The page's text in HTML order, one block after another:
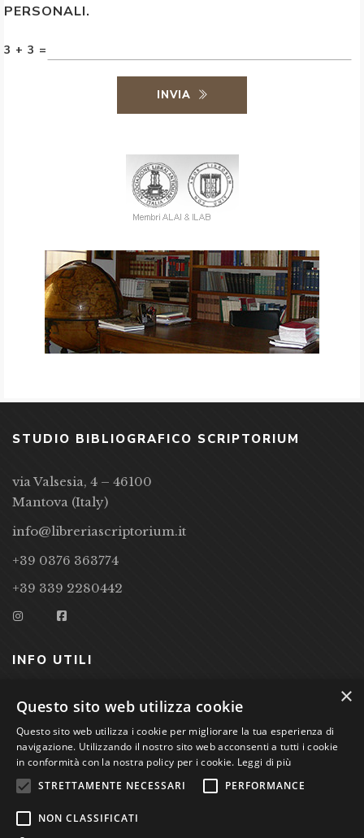
PERSONALI.
3 + 3 =
INVIA
STUDIO BIBLIOGRAFICO SCRIPTORIUM
via Valsesia, 4 – 46100
Mantova (Italy)
info@libreriascriptorium.it
+39 0376 363774
+39 339 2280442
INFO UTILI
CONDIZIONI DI VENDITA
PRIVACY POLICY
COOKIE POLICY
Studio Bibliografico Scriptorium Dott.ssa Sara Bassi VAT
×
Questo sito web utilizza cookie
Questo sito web utilizza i cookie per migliorare la tua esperienza di
navigazione. Utilizzando il nostro sito web acconsenti a tutti i cookie
in conformità con la nostra policy per i cookie. Leggi di più
STRETTAMENTE NECESSARI
PERFORMANCE
NON CLASSIFICATI